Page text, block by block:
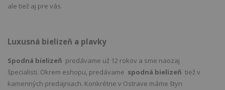
ale tiež aj pre vás.
Luxusná bielizeň a plavky
Spodná bielizeň predávame už 12 rokov a sme naozaj
špecialisti. Okrem eshopu, predávame spodná bielizeň tiež v
kamenných predajniach. Konkrétne v Ostrave máme štyri